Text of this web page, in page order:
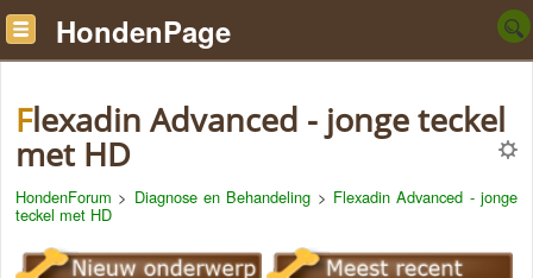
HondenPage
Flexadin Advanced - jonge teckel
met HD
HondenForum > Diagnose en Behandeling > Flexadin Advanced - jonge
teckel met HD